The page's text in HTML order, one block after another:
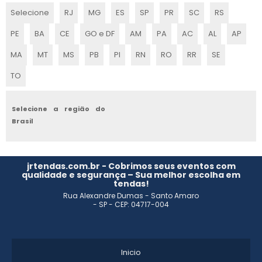
LOCAÇÃO DE TENDAS MG
LOCAÇÃO DE TENDAS PARA CASAMENTO EM CAMPINAS
ALUGUEL DE AR CONDICIONADO PARA TENDAS
LOCAÇÃO DE TENDAS PARA EVENTOS
ALUGUEL DE TENDAS EM INDAIATUBA
Selecione RJ MG ES SP PR SC
RS
PE
BA CE GO e DF AM PA AC AL
AP
MA
MT MS PB PI RN RO RR
SE
TO
Selecione a região do
Brasil
jrtendas.com.br - Cobrimos seus eventos com
qualidade e segurança – Sua melhor escolha em
tendas!
Rua Alexandre Dumas - Santo Amaro
- SP - CEP: 04717-004
Inicio